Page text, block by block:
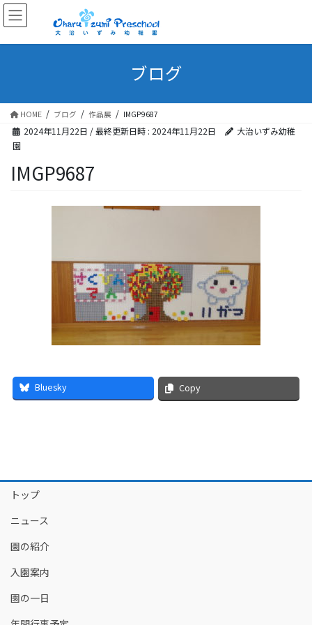
ブログ
HOME ブログ 作品展 IMGP9687
2024年11月22日 / 最終更新日時 : 2024年11月22日
大治いずみ幼稚
園
IMGP9687
Bluesky Copy
トップ
ニュース
園の紹介
入園案内
園の一日